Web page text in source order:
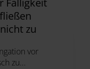
Fälligkeit
zu
vor
zu...